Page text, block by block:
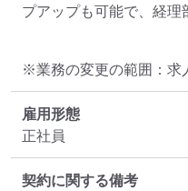
プアップも可能で、経理
※業務の変更の範囲：求
雇用形態
正社員
契約に関する備考